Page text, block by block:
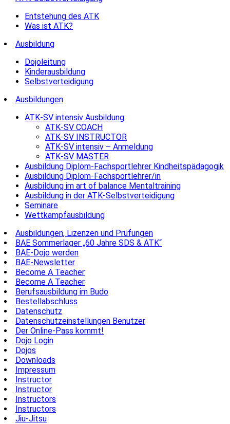
Entstehung des ATK
Was ist ATK?
Ausbildung
Dojoleitung
Kinderausbildung
Selbstverteidigung
Ausbildungen
ATK-SV intensiv Ausbildung
ATK-SV COACH
ATK-SV INSTRUCTOR
ATK-SV intensiv – Anmeldung
ATK-SV MASTER
Ausbildung Diplom-Fachsportlehrer Kindheitspädagogik
Ausbildung Diplom-Fachsportlehrer/in
Ausbildung im art of balance Mentaltraining
Ausbildung in der ATK-Selbstverteidigung
Seminare
Wettkampfausbildung
Ausbildungen, Lizenzen und Prüfungen
BAE Sommerlager „60 Jahre SDS & ATK“
BAE-Dojo werden
BAE-Newsletter
Become A Teacher
Become A Teacher
Berufsausbildung im Budo
Bestellabschluss
Datenschutz
Datenschutzeinstellungen Benutzer
Der Online-Pass kommt!
Dojo Login
Dojos
Downloads
Impressum
Instructor
Instructor
Instructors
Instructors
Jiu-Jitsu